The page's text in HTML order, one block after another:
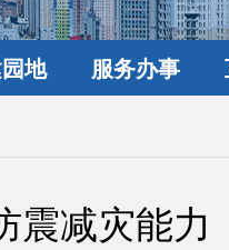
地 服务办事
震减灾能力